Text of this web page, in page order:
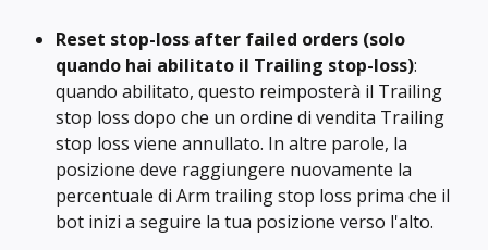
Reset stop-loss after failed orders (solo
quando hai abilitato il Trailing stop-loss):
quando abilitato, questo reimposterà il Trailing
stop loss dopo che un ordine di vendita Trailing
stop loss viene annullato. In altre parole, la
posizione deve raggiungere nuovamente la
percentuale di Arm trailing stop loss prima che il
bot inizi a seguire la tua posizione verso l'alto.